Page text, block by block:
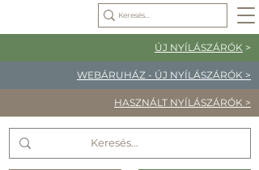
ÚJ NYÍLÁSZÁRÓK >
WEBÁRUHÁZ - ÚJ NYÍLÁSZÁRÓK >
HASZNÁLT NYÍLÁSZÁRÓK >